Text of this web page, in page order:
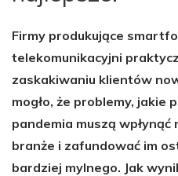
Firmy produkujące
telekomunikacyjni
zaskakiwaniu klientów
mogło, że problemy, jakie
pandemia muszą
branże i zafundować im
bardziej mylnego. Jak